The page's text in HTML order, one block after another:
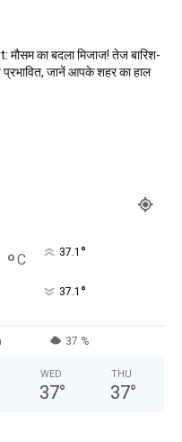
का बदला मिजाज! तेज बारिश-
जानें आपके शहर का हाल
°C 37.1 °
37.1 °
37 %
WED
37°
THU
37°